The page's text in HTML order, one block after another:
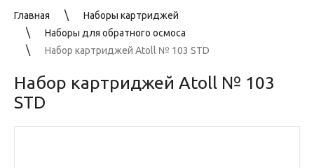
Главная
Наборы картриджей
Наборы для обратного осмоса
Набор картриджей Atoll № 103 STD
Набор картриджей Atoll № 103
STD